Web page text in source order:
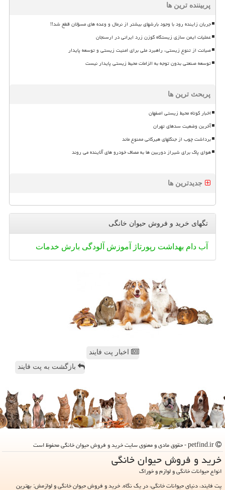
پربیننده ترین ها
جریان زاینده رود با وجود بارشهای بیشتر از نرمال و وعده های مسؤلان قطع شد!!
عملیات ایمن سازی زیستگاه گوزن زرد ایرانی در ارسنجان
صیانت از تنوع زیستی، راهبرد ملی برای امنیت زیستی و توسعه پایدار
توسعه صنعتی بدون توجه به الزامات محیط زیستی پایدار نیست
پربحث ترین ها
اخبار کوتاه محیط زیستی اصفهان
آخرین وضعیت سدهای تهران
برداشت چوب از جنگلهای هیرکانی ممنوع ماند
هوای پاک برای شیراز دوربین ها به مصاف خودرو های آلاینده می روند
جدیدترین ها
تگهای خرید و فروش حیوان خانگی
آب دام بهداشت رپورتاژ آموزش آلودگی بارش خدمات
اخبار پت فایند
بازگشت به پت فایند
خرید و فروش حیوان خانگی
انواع حیوانات خانگی و لوازم و خوراک
پت فایند، دنیای حیوانات خانگی، در یک نگاه. خرید و فروش حیوان خانگی و لوازمش: بهترین